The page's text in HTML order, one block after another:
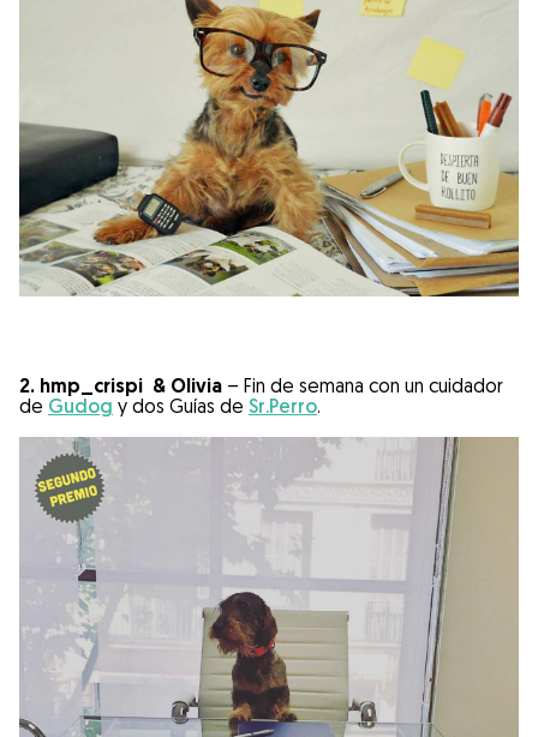
2. hmp_crispi & Olivia – Fin de semana con un cuidador
de Gudog y dos Guías de Sr.Perro.